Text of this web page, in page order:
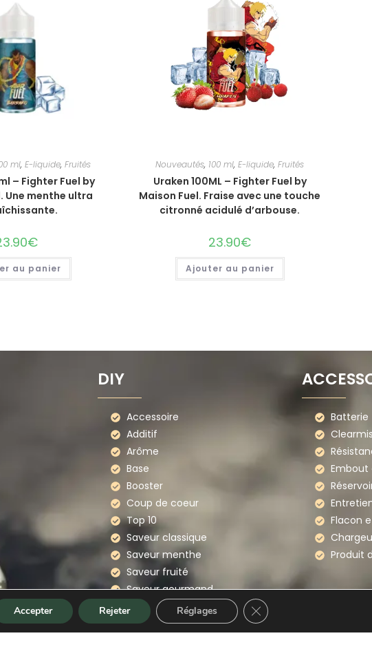
ml, E-liquide, Fruités
– Fighter Fuel by
Une menthe ultra
€
au panier
Nouveautés, 100 ml, E-liquide, Fruités
Uraken 100ML – Fighter Fuel by
Maison Fuel. Fraise avec une touche
citronné acidulé d’arbouse.
23.90€
Ajouter au panier
DIY
Accessoire
Additif
Arôme
Base
Booster
Coup de coeur
Top 10
Saveur classique
Saveur menthe
Saveur fruité
Saveur gourmand
Saveur boissons
Séléction
Batterie
Flacon
Produit
Accepter Rejeter Réglages Fermer la bannière des